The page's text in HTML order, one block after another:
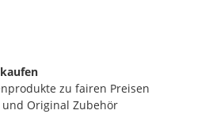
zu fairen Preisen
Original Zubehör